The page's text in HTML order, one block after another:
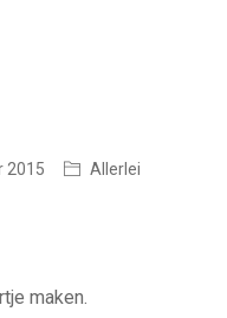
2015
Allerlei
maken.